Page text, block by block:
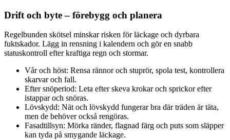
Drift och byte – förebygg och planera
Regelbunden skötsel minskar risken för läckage och dyrbara
fuktskador. Lägg in rensning i kalendern och gör en snabb
statuskontroll efter kraftiga regn och stormar.
Vår och höst: Rensa rännor och stuprör, spola test, kontrollera
skarvar och fall.
Efter snöperiod: Leta efter skeva krokar och sprickor efter
istappar och snöras.
Lövskydd: Nät och lövskydd fungerar bra där träden är täta,
men de behöver också rengöras.
Fasadtillsyn: Mörka ränder, flagnad färg och puts som släpper
kan tyda på smygande läckage.